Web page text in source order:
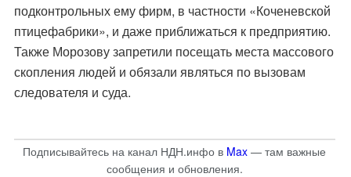
подконтрольных ему фирм, в частности «Коченевской
птицефабрики», и даже приближаться к предприятию.
Также Морозову запретили посещать места массового
скопления людей и обязали являться по вызовам
следователя и суда.
Подписывайтесь на канал НДН.инфо в Max — там важные
сообщения и обновления.